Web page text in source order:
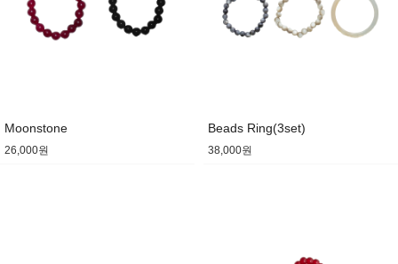
Moonstone
26,000원
Beads Ring(3set)
38,000원